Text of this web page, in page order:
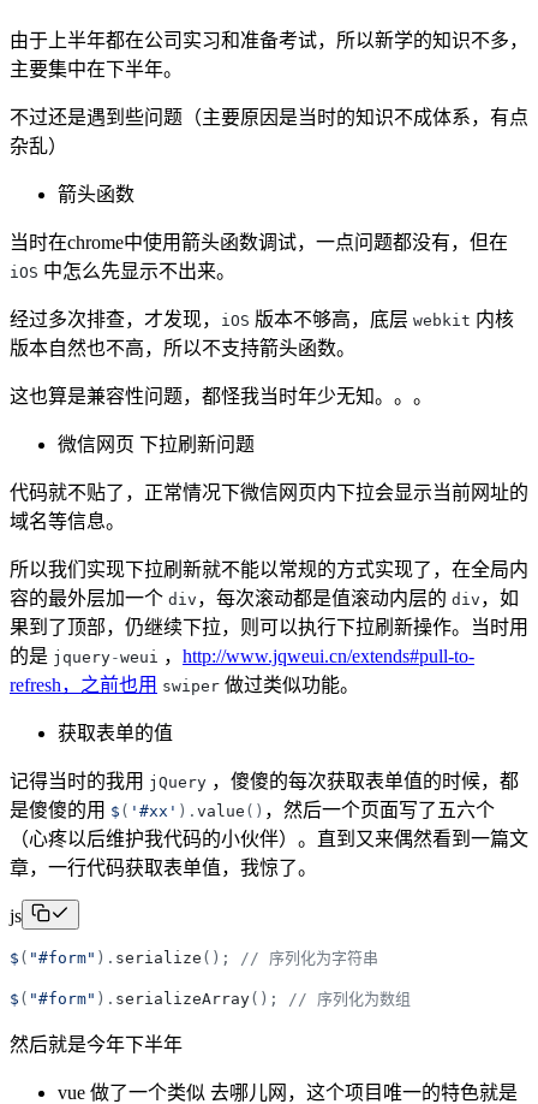
由于上半年都在公司实习和准备考试，所以新学的知识不多，
主要集中在下半年。
不过还是遇到些问题（主要原因是当时的知识不成体系，有点
杂乱）
箭头函数
当时在chrome中使用箭头函数调试，一点问题都没有，但在
iOS 中怎么先显示不出来。
经过多次排查，才发现， iOS 版本不够高，底层 webkit 内核
版本自然也不高，所以不支持箭头函数。
这也算是兼容性问题，都怪我当时年少无知。。。
微信网页 下拉刷新问题
代码就不贴了，正常情况下微信网页内下拉会显示当前网址的
域名等信息。
所以我们实现下拉刷新就不能以常规的方式实现了，在全局内
容的最外层加一个 div ，每次滚动都是值滚动内层的 div ，如
果到了顶部，仍继续下拉，则可以执行下拉刷新操作。当时用
的是 jquery-weui ， http://www.jqweui.cn/extends#pull-to-
refresh，之前也用 swiper 做过类似功能。
获取表单的值
记得当时的我用 jQuery ，傻傻的每次获取表单值的时候，都
是傻傻的用 $ ( ' #xx ' ) . value ( ) ，然后一个页面写了五六个
（心疼以后维护我代码的小伙伴）。直到又来偶然看到一篇文
章，一行代码获取表单值，我惊了。
js
$ ( "#form" ) . serialize ( ) ; // 序列化为字符串
$ ( "#form" ) . serializeArray( ) ; // 序列化为数组
然后就是今年下半年
vue 做了一个类似 去哪儿网，这个项目唯一的特色就是